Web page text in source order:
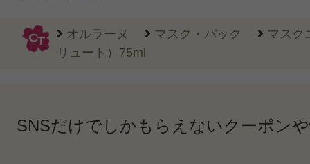
オルラーヌ マスク・パック
マスク
リュート）75ml
SNSだけでしかもらえないクーポン